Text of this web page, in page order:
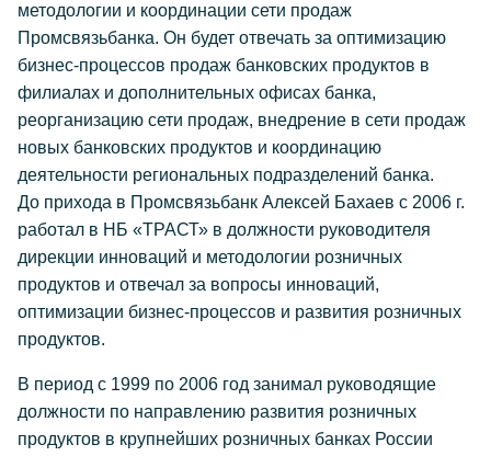
методологии и координации сети продаж
Промсвязьбанка. Он будет отвечать за оптимизацию
бизнес-процессов продаж банковских продуктов в
филиалах и дополнительных офисах банка,
реорганизацию сети продаж, внедрение в сети продаж
новых банковских продуктов и координацию
деятельности региональных подразделений банка.
До прихода в Промсвязьбанк Алексей Бахаев с 2006 г.
работал в НБ «ТРАСТ» в должности руководителя
дирекции инноваций и методологии розничных
продуктов и отвечал за вопросы инноваций,
оптимизации бизнес-процессов и развития розничных
продуктов.
В период с 1999 по 2006 год занимал руководящие
должности по направлению развития розничных
продуктов в крупнейших розничных банках России